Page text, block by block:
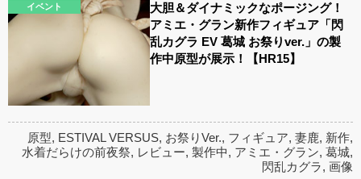
イベント
大胆＆ダイナミックなポージング！
アミエ・グラン新作フィギュア「閃
乱カグラ EV 葛城 お祭りver.」の製
作中原型が展示！【HR15】
原型, ESTIVAL VERSUS, お祭りVer., フィギュア, 妻鹿, 新作,
水着だらけの前夜祭, レビュー, 製作中, アミエ・グラン, 葛城,
閃乱カグラ, 画像